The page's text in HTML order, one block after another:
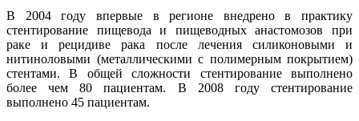
В 2004 году впервые в регионе внедрено в практику
стентирование пищевода и пищеводных анастомозов при
раке и рецидиве рака после лечения силиконовыми и
нитиноловыми (металлическими с полимерным покрытием)
стентами. В общей сложности стентирование выполнено
более чем 80 пациентам. В 2008 году стентирование
выполнено 45 пациентам.